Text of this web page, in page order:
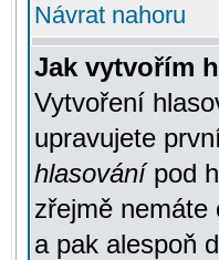
Návrat nahoru
Jak vytvořím
Vytvoření
upravujete
hlasovánípod
zřejmě
a pak alespoň